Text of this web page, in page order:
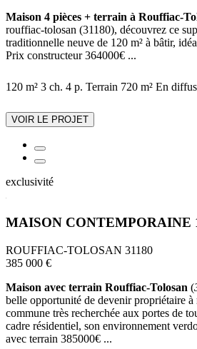
Maison 4 pièces + terrain à Rouffiac-
rouffiac-tolosan (31180), découvrez ce
traditionnelle neuve de 120 m² à bâtir,
Prix constructeur 364000€ ...
120 m² 3 ch. 4 p. Terrain 720 m² En diffus
VOIR LE PROJET
exclusivité
MAISON CONTEMPORAINE
ROUFFIAC-TOLOSAN 31180
385 000 €
Maison avec terrain Rouffiac-Tolosan (
belle opportunité de devenir propriétaire
commune très recherchée aux portes de
cadre résidentiel, son environnement
avec terrain 385000€ ...